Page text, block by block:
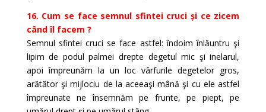
16. Cum se face semnul sfintei cruci și ce zicem
când îl facem ?
Semnul sfintei cruci se face astfel: îndoim înlăuntru şi
lipim de podul palmei drepte degetul mic şi inelarul,
apoi împreunăm la un loc vârfurile degetelor gros,
arătător şi mijlociu de la aceeaşi mână şi cu ele astfel
împreunate ne însemnăm pe frunte, pe piept, pe